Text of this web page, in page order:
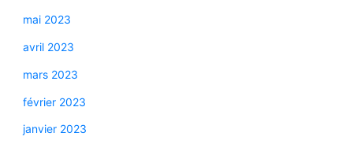
mai 2023
avril 2023
mars 2023
février 2023
janvier 2023